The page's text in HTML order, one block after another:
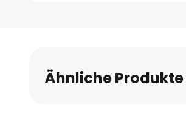
springen
Ähnliche